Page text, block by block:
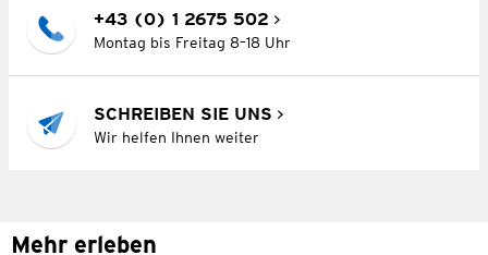
+43 (0) 1 2675 502
Montag bis Freitag 8–18 Uhr
SCHREIBEN SIE UNS
Wir helfen Ihnen weiter
Mehr erleben